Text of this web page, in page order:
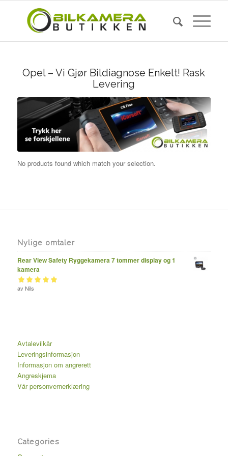
Opel – Vi Gjør Bildiagnose Enkelt! Rask
Levering
No products found which match your selection.
Nylige omtaler
Rear View Safety Ryggekamera 7 tommer display og 1
kamera
Vurdert
av Nils
Avtalevilkår
Leveringsinformasjon
Informasjon om angrerett
Angreskjema
Vår personvernerklæring
Categories